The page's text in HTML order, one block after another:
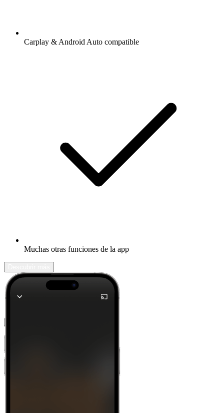
Carplay & Android Auto compatible
Muchas otras funciones de la app